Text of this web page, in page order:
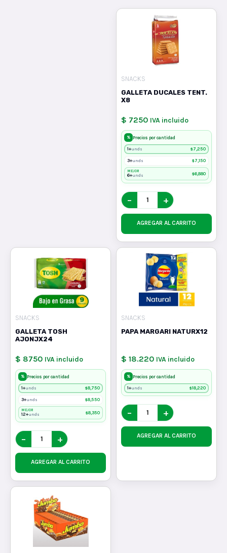
SNACKS
GALLETA DUCALES TENT.
X8
$ 7250 IVA incluido
% Precios por cantidad
1+unds $7,250
3+unds $7,150
MEJOR
6+unds $6,880
− +
AGREGAR AL CARRITO
SNACKS
GALLETA TOSH
AJONJX24
$ 8750 IVA incluido
% Precios por cantidad
1+unds $8,750
3+unds $8,550
MEJOR
12+unds $8,350
− +
AGREGAR AL CARRITO
SNACKS
PAPA MARGARI NATURX12
$ 18.220 IVA incluido
% Precios por cantidad
1+unds $18,220
− +
AGREGAR AL CARRITO